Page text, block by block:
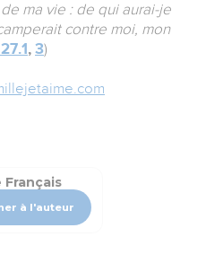
ma vie : de qui aurai-je
contre moi, mon
, 3)
Français
à l'auteur